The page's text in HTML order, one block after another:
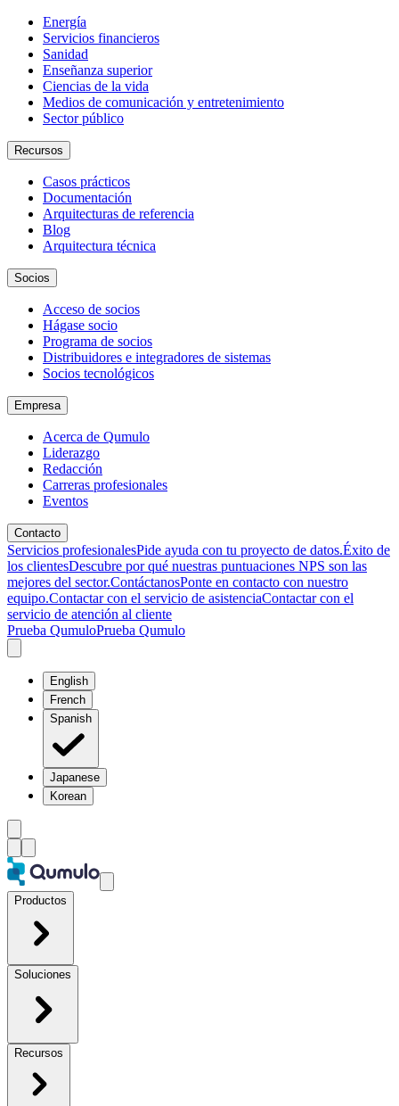
Energía
Servicios financieros
Sanidad
Enseñanza superior
Ciencias de la vida
Medios de comunicación y entretenimiento
Sector público
Recursos
Casos prácticos
Documentación
Arquitecturas de referencia
Blog
Arquitectura técnica
Socios
Acceso de socios
Hágase socio
Programa de socios
Distribuidores e integradores de sistemas
Socios tecnológicos
Empresa
Acerca de Qumulo
Liderazgo
Redacción
Carreras profesionales
Eventos
Contacto
Servicios profesionalesPide ayuda con tu proyecto de datos.Éxito de
los clientesDescubre por qué nuestras puntuaciones NPS son las
mejores del sector.ContáctanosPonte en contacto con nuestro
equipo.Contactar con el servicio de asistenciaContactar con el
servicio de atención al cliente
Prueba QumuloPrueba Qumulo
English
French
Spanish
Japanese
Korean
Productos
Soluciones
Recursos